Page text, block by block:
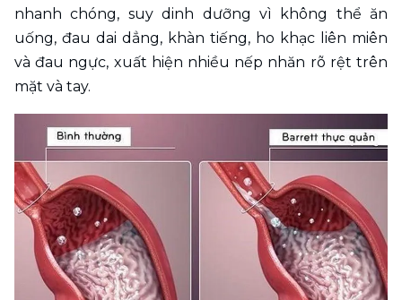
nhanh chóng, suy dinh dưỡng vì không thể ăn
uống, đau dai dẳng, khàn tiếng, ho khạc liên miên
và đau ngực, xuất hiện nhiều nếp nhăn rõ rệt trên
mặt và tay.